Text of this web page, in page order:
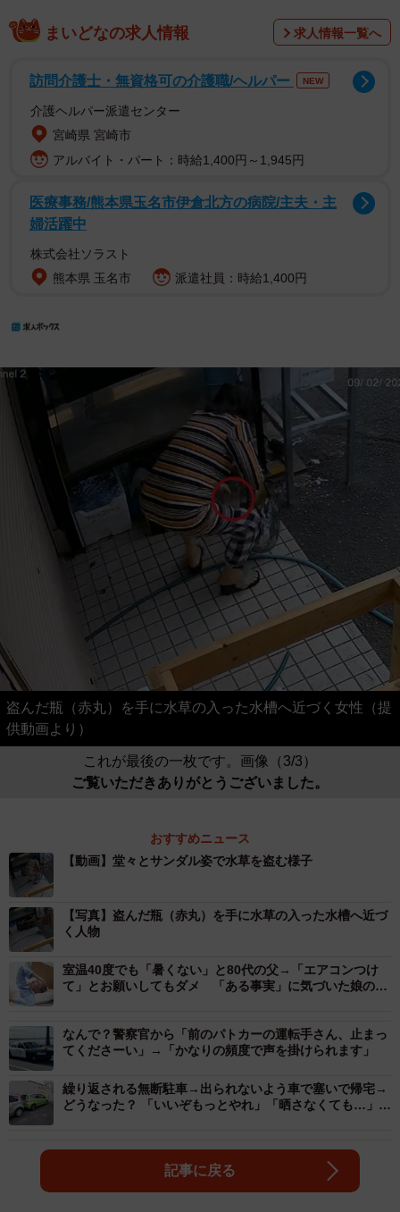
まいどなの求人情報 求人情報一覧へ
訪問介護士・無資格可の介護職/ヘルパー NEW
介護ヘルパー派遣センター
宮崎県 宮崎市
アルバイト・パート：時給1,400円～1,945円
医療事務/熊本県玉名市伊倉北方の病院/主夫・主
婦活躍中
株式会社ソラスト
熊本県 玉名市
派遣社員：時給1,400円
盗んだ瓶（赤丸）を手に水草の入った水槽へ近づく女性（提
供動画より）
これが最後の一枚です。画像（3/3）
ご覧いただきありがとうございました。
おすすめニュース
【動画】堂々とサンダル姿で水草を盗む様子
【写真】盗んだ瓶（赤丸）を手に水草の入った水槽へ近づ
く人物
室温40度でも「暑くない」と80代の父→「エアコンつけ
て」とお願いしてもダメ 「ある事実」に気づいた娘の熱
なんで？警察官から「前のパトカーの運転手さん、止まっ
てくださーい」→「かなりの頻度で声を掛けられます」
繰り返される無断駐車→出られないよう車で塞いで帰宅→
どうなった？ 「いいぞもっとやれ」「晒さなくても…」効
記事に戻る